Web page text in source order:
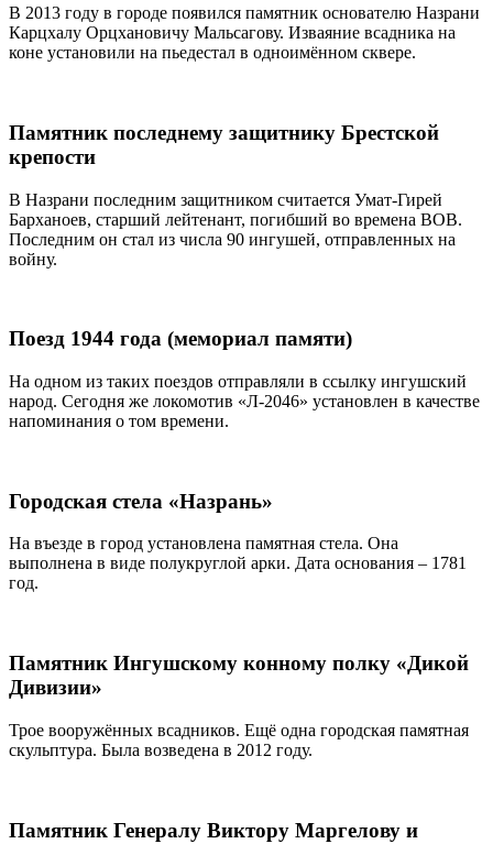
В 2013 году в городе появился памятник основателю Назрани
Карцхалу Орцхановичу Мальсагову. Изваяние всадника на
коне установили на пьедестал в одноимённом сквере.
Памятник последнему защитнику Брестской
крепости
В Назрани последним защитником считается Умат-Гирей
Барханоев, старший лейтенант, погибший во времена ВОВ.
Последним он стал из числа 90 ингушей, отправленных на
войну.
Поезд 1944 года (мемориал памяти)
На одном из таких поездов отправляли в ссылку ингушский
народ. Сегодня же локомотив «Л-2046» установлен в качестве
напоминания о том времени.
Городская стела «Назрань»
На въезде в город установлена памятная стела. Она
выполнена в виде полукруглой арки. Дата основания – 1781
год.
Памятник Ингушскому конному полку «Дикой
Дивизии»
Трое вооружённых всадников. Ещё одна городская памятная
скульптура. Была возведена в 2012 году.
Памятник Генералу Виктору Маргелову и